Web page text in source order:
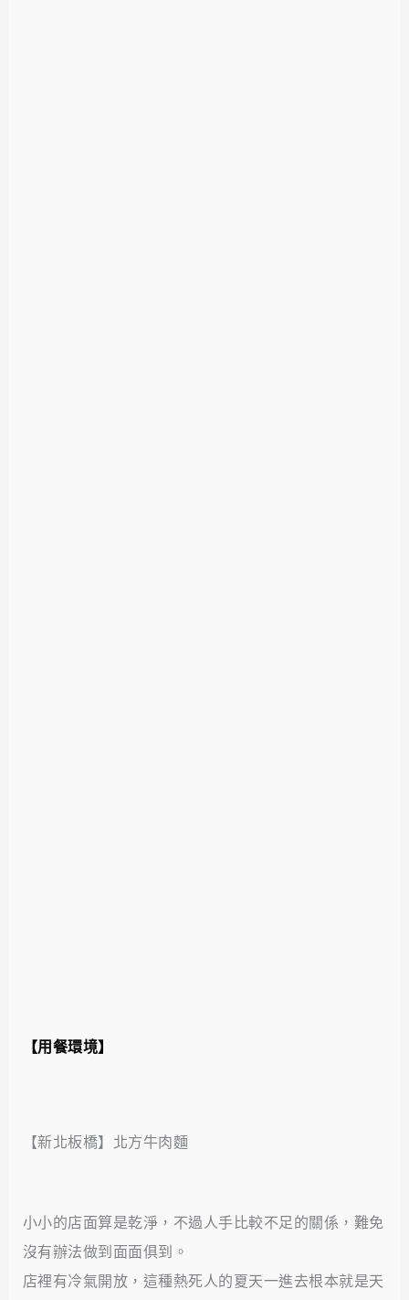
【用餐環境】
【新北板橋】北方牛肉麵
小小的店面算是乾淨，不過人手比較不足的關係，難免
沒有辦法做到面面俱到。
店裡有冷氣開放，這種熱死人的夏天一進去根本就是天